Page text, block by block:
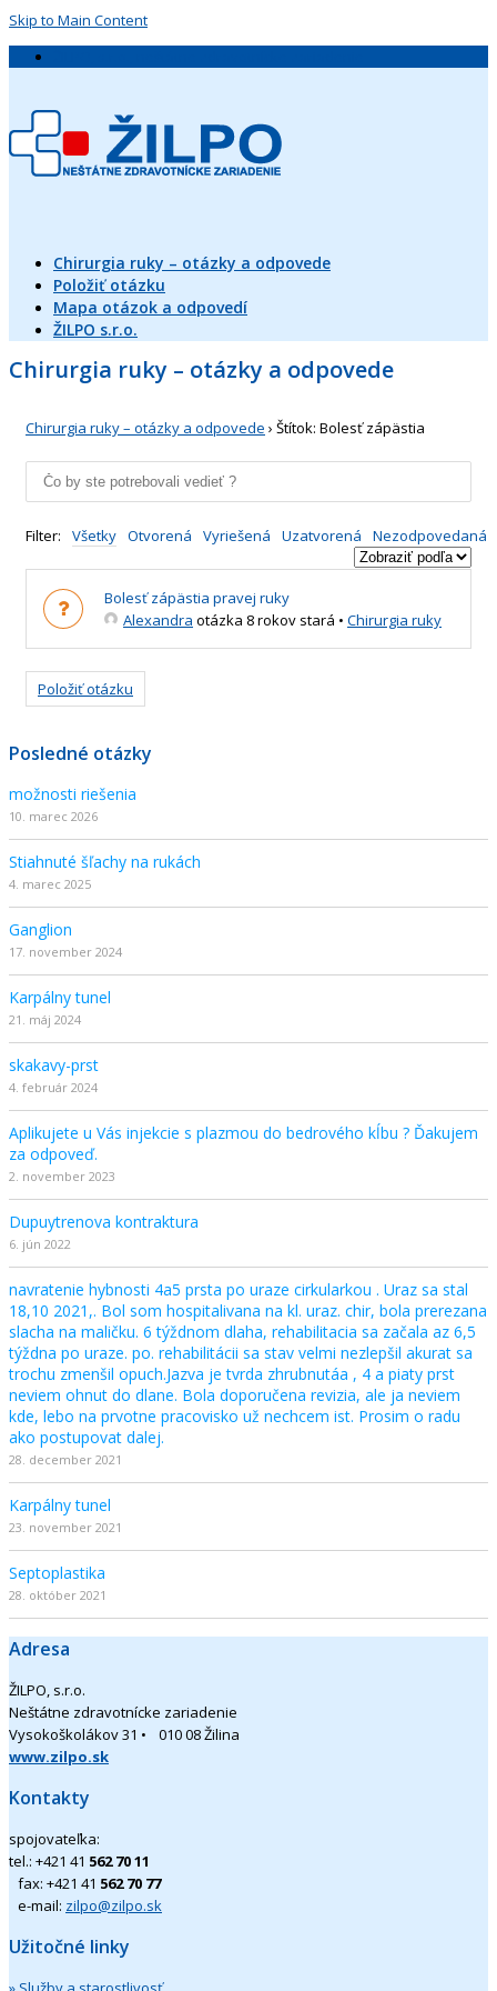
Skip to Main Content
Chirurgia ruky – otázky a odpovede
Položiť otázku
Mapa otázok a odpovedí
ŽILPO s.r.o.
Chirurgia ruky – otázky a odpovede
Chirurgia ruky – otázky a odpovede › Štítok: Bolesť zápästia
Filter: Všetky Otvorená Vyriešená Uzatvorená Nezodpovedaná
Bolesť zápästia pravej ruky
Alexandra otázka 8 rokov stará • Chirurgia ruky
Položiť otázku
Posledné otázky
možnosti riešenia
10. marec 2026
Stiahnuté šľachy na rukách
4. marec 2025
Ganglion
17. november 2024
Karpálny tunel
21. máj 2024
skakavy-prst
4. február 2024
Aplikujete u Vás injekcie s plazmou do bedrového kĺbu ? Ďakujem
za odpoveď.
2. november 2023
Dupuytrenova kontraktura
6. jún 2022
navratenie hybnosti 4a5 prsta po uraze cirkularkou . Uraz sa stal
18,10 2021,. Bol som hospitalivana na kl. uraz. chir, bola prerezana
slacha na maličku. 6 týždnom dlaha, rehabilitacia sa začala az 6,5
týždna po uraze. po. rehabilitácii sa stav velmi nezlepšil akurat sa
trochu zmenšil opuch.Jazva je tvrda zhrubnutáa , 4 a piaty prst
neviem ohnut do dlane. Bola doporučena revizia, ale ja neviem
kde, lebo na prvotne pracovisko už nechcem ist. Prosim o radu
ako postupovat dalej.
28. december 2021
Karpálny tunel
23. november 2021
Septoplastika
28. október 2021
Adresa
ŽILPO, s.r.o.
Neštátne zdravotnícke zariadenie
Vysokoškolákov 31 • 010 08 Žilina
www.zilpo.sk
Kontakty
spojovateľka:
tel.: +421 41 562 70 11
fax: +421 41 562 70 77
e-mail: zilpo@zilpo.sk
Užitočné linky